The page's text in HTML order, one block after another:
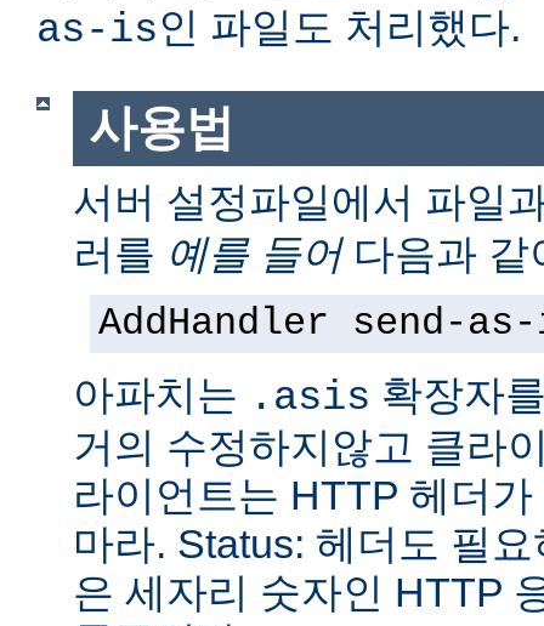
as-is인 파일도 처리했다.
사용법
서버 설정파일에서 파일
러를 예를 들어다음과 같
AddHandler send-
아파치는 .asis 확장자
거의 수정하지않고 클라
라이언트는 HTTP 헤더
마라. Status: 헤더도 필
은 세자리 숫자인 HTTP